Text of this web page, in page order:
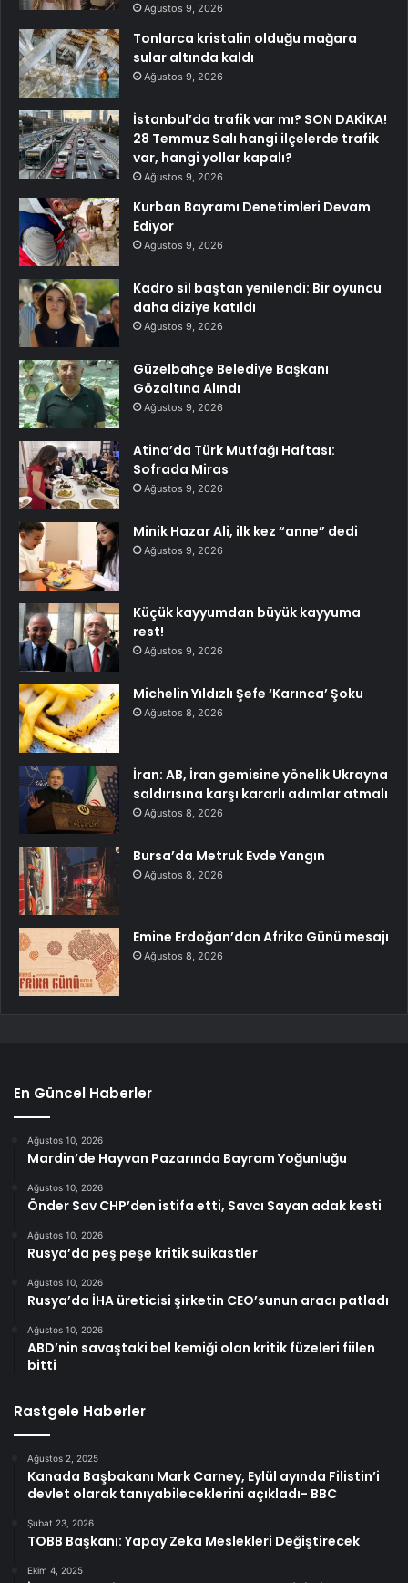
Ağustos 9, 2026
Tonlarca kristalin olduğu mağara
sular altında kaldı
Ağustos 9, 2026
İstanbul’da trafik var mı? SON DAKİKA!
28 Temmuz Salı hangi ilçelerde trafik
var, hangi yollar kapalı?
Ağustos 9, 2026
Kurban Bayramı Denetimleri Devam
Ediyor
Ağustos 9, 2026
Kadro sil baştan yenilendi: Bir oyuncu
daha diziye katıldı
Ağustos 9, 2026
Güzelbahçe Belediye Başkanı
Gözaltına Alındı
Ağustos 9, 2026
Atina’da Türk Mutfağı Haftası:
Sofrada Miras
Ağustos 9, 2026
Minik Hazar Ali, ilk kez “anne” dedi
Ağustos 9, 2026
Küçük kayyumdan büyük kayyuma
rest!
Ağustos 9, 2026
Michelin Yıldızlı Şefe ‘Karınca’ Şoku
Ağustos 8, 2026
İran: AB, İran gemisine yönelik Ukrayna
saldırısına karşı kararlı adımlar atmalı
Ağustos 8, 2026
Bursa’da Metruk Evde Yangın
Ağustos 8, 2026
Emine Erdoğan’dan Afrika Günü mesajı
Ağustos 8, 2026
En Güncel Haberler
Ağustos 10, 2026
Mardin’de Hayvan Pazarında Bayram Yoğunluğu
Ağustos 10, 2026
Önder Sav CHP’den istifa etti, Savcı Sayan adak kesti
Ağustos 10, 2026
Rusya’da peş peşe kritik suikastler
Ağustos 10, 2026
Rusya’da İHA üreticisi şirketin CEO’sunun aracı patladı
Ağustos 10, 2026
ABD’nin savaştaki bel kemiği olan kritik füzeleri fiilen
bitti
Rastgele Haberler
Ağustos 2, 2025
Kanada Başbakanı Mark Carney, Eylül ayında Filistin’i
devlet olarak tanıyabileceklerini açıkladı- BBC
Şubat 23, 2026
TOBB Başkanı: Yapay Zeka Meslekleri Değiştirecek
Ekim 4, 2025